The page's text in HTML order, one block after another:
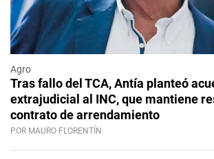
Agro
Tras fallo del TCA, Antía planteó
extrajudicial al INC, que mantiene
contrato de arrendamiento
POR MAURO FLORENTÍN